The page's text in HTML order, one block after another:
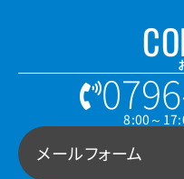
8:00～
メールフォーム